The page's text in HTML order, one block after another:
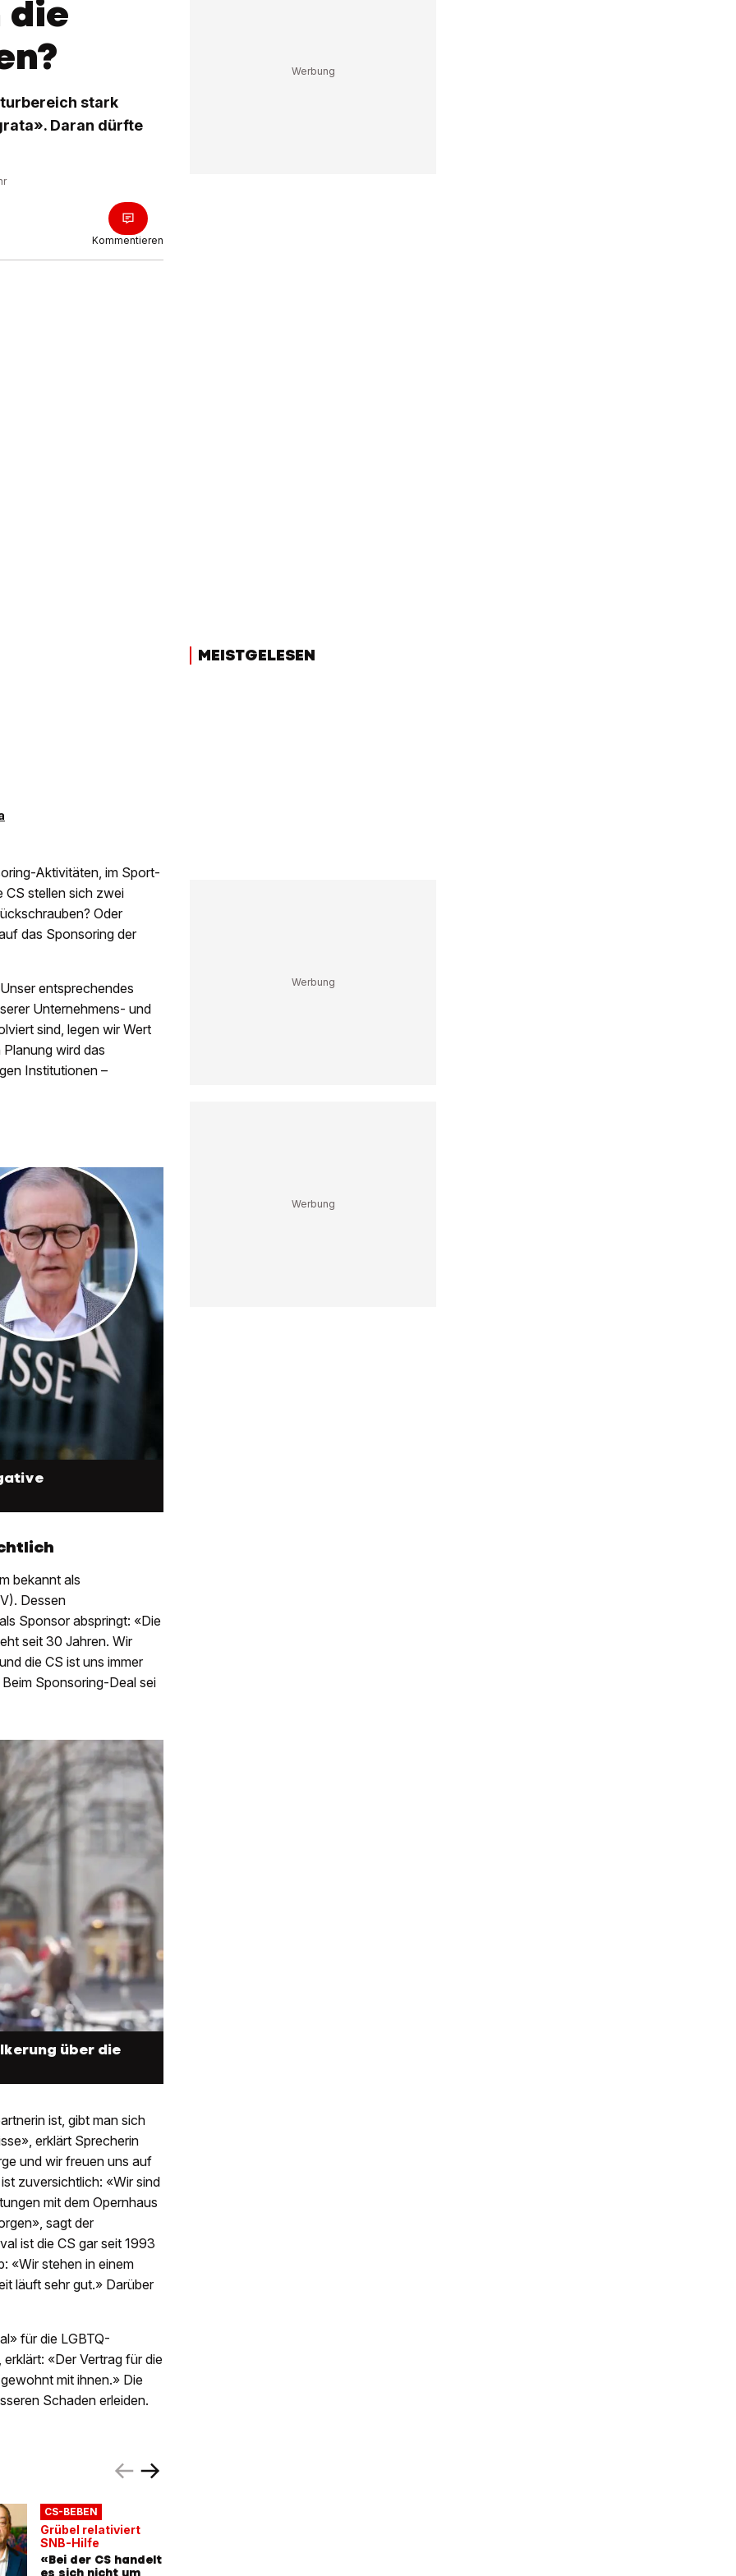
die
stark
Daran dürfte
Kommentieren
Aktivitäten, im Sport-
CS stellen sich zwei
Oder
das Sponsoring der
entsprechendes
Unternehmens- und
sind, legen wir Wert
wird das
Institutionen –
bekannt als
Dessen
Sponsor abspringt: «Die
seit 30 Jahren. Wir
die CS ist uns immer
Sponsoring-Deal sei
über die
ist, gibt man sich
erklärt Sprecherin
und wir freuen uns auf
zuversichtlich: «Wir sind
mit dem Opernhaus
sagt der
ist die CS gar seit 1993
«Wir stehen in einem
läuft sehr gut.» Darüber
für die LGBTQ-
«Der Vertrag für die
mit ihnen.» Die
Schaden erleiden.
CS-BEBEN
Grübel relativiert
SNB-Hilfe
«Bei der CS handelt
es sich nicht um
MEISTGELESEN